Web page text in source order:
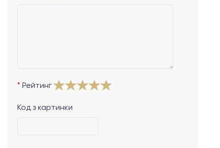
Рейтинг
Код з картинки